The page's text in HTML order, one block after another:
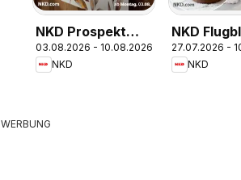
NKD Prospekt
aktuell
03.08.2026 - 10.08.2026
NKD
NKD
27.07.2026 -
NKD
WERBUNG